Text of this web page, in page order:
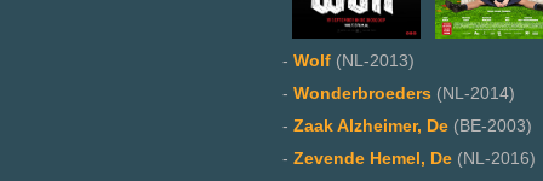
- Wolf (NL-2013)
- Wonderbroeders (NL-2014)
- Zaak Alzheimer, De (BE-2003)
- Zevende Hemel, De (NL-2016)